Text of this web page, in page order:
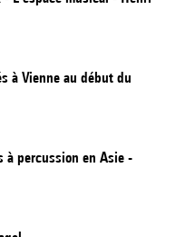
à Vienne au début du
percussion en Asie -